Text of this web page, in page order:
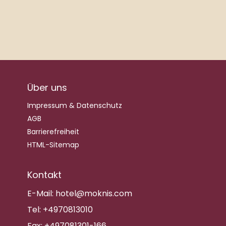
Über uns
Impressum & Datenschutz
AGB
Barrierefreiheit
HTML-Sitemap
Kontakt
E-Mail: hotel@moknis.com
Tel: +4970813010